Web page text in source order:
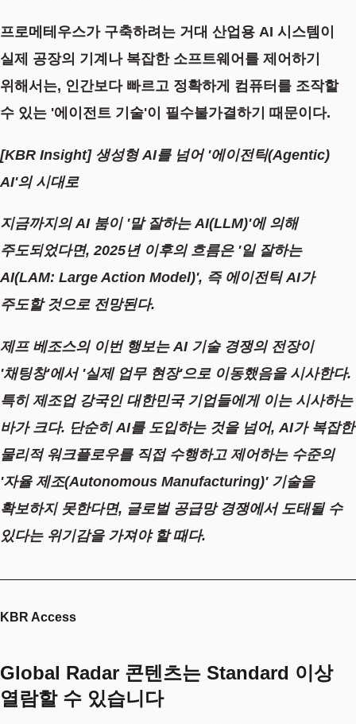
프로메테우스가 구축하려는 거대 산업용 AI 시스템이
실제 공장의 기계나 복잡한 소프트웨어를 제어하기
위해서는, 인간보다 빠르고 정확하게 컴퓨터를 조작할
수 있는 '에이전트 기술'이 필수불가결하기 때문이다.
[KBR Insight] 생성형 AI를 넘어 '에이전틱(Agentic)
AI'의 시대로
지금까지의 AI 붐이 '말 잘하는 AI(LLM)'에 의해
주도되었다면, 2025년 이후의 흐름은 '일 잘하는
AI(LAM: Large Action Model)', 즉 에이전틱 AI가
주도할 것으로 전망된다.
제프 베조스의 이번 행보는 AI 기술 경쟁의 전장이
'채팅창'에서 '실제 업무 현장'으로 이동했음을 시사한다.
특히 제조업 강국인 대한민국 기업들에게 이는 시사하는
바가 크다. 단순히 AI를 도입하는 것을 넘어, AI가 복잡한
물리적 워크플로우를 직접 수행하고 제어하는 수준의
'자율 제조(Autonomous Manufacturing)'기술을
확보하지 못한다면, 글로벌 공급망 경쟁에서 도태될 수
있다는 위기감을 가져야 할 때다.
KBR Access
Global Radar 콘텐츠는 Standard 이상
열람할 수 있습니다